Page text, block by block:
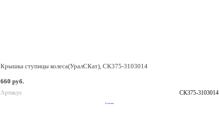
Крышка ступицы колеса(УралСКат), СК375-3103014
660 руб.
Артикул СК375-3103014
В корзину